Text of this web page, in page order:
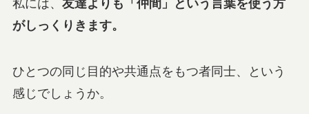
私には、 友達よりも「仲間」という言葉を使う方
がしっくりきます。
ひとつの同じ目的や共通点をもつ者同士、という
感じでしょうか。